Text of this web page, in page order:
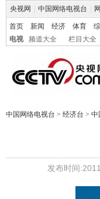
央视网 中国网络电视台
首页 新闻 经济 体育
电视
频道大全 栏目大全
中国网络电视台 > 经济台 > 中
发布时间